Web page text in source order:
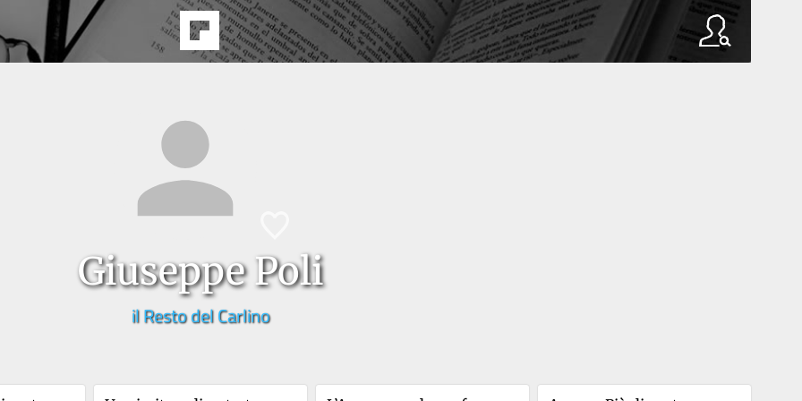
Giuseppe Poli
il Resto del Carlino